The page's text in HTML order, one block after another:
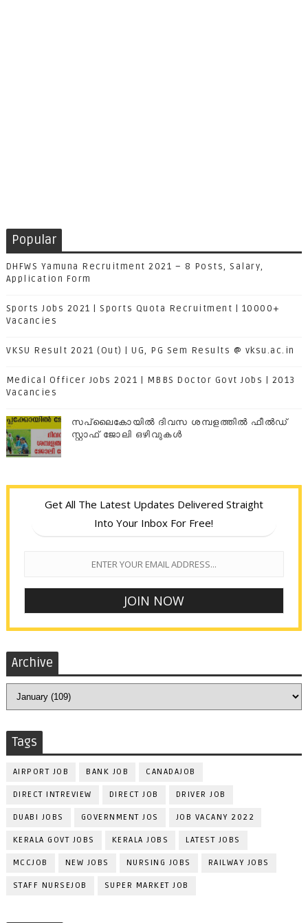
Popular
DHFWS Yamuna Recruitment 2021 – 8 Posts, Salary,
Application Form
Sports Jobs 2021 | Sports Quota Recruitment | 10000+
Vacancies
VKSU Result 2021 (Out) | UG, PG Sem Results @ vksu.ac.in
Medical Officer Jobs 2021 | MBBS Doctor Govt Jobs | 2013
Vacancies
സപ്ലൈകോയില്‍ ദിവസ ശമ്പളത്തിൽ ഫീല്‍ഡ്
സ്റ്റാഫ് ജോലി ഒഴിവുകൾ
Get All The Latest Updates Delivered Straight
Into Your Inbox For Free!
Archive
Tags
AIRPORT JOB BANK JOB CANADAJOB
DIRECT INTREVIEW DIRECT JOB DRIVER JOB
DUABI JOBS GOVERNMENT JOS JOB VACANY 2022
KERALA GOVT JOBS KERALA JOBS LATEST JOBS
MCCJOB NEW JOBS NURSING JOBS RAILWAY JOBS
STAFF NURSEJOB SUPER MARKET JOB